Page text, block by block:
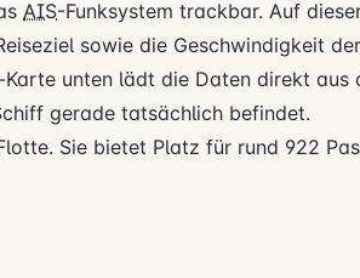
AIS-Funksystem trackbar. Auf
sowie die Geschwindigkeit
Karte unten lädt die Daten direkt aus
gerade tatsächlich befindet.
Sie bietet Platz für rund 922